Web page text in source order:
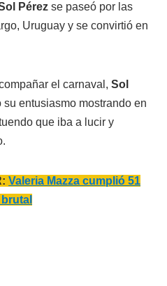
Pérez se paseó por las
Uruguay y se convirtió en
el carnaval, Sol
entusiasmo mostrando en
que iba a lucir y
Valeria Mazza cumplió 51